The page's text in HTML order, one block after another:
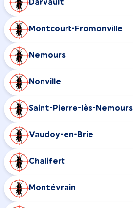
Darvault
Montcourt-Fromonville
Nemours
Nonville
Saint-Pierre-lès-Nemours
Vaudoy-en-Brie
Chalifert
Montévrain